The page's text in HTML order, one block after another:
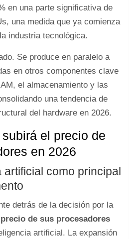
en una parte significativa de
una medida que ya comienza
industria tecnológica.
Se produce en paralelo a
en otros componentes clave
el almacenamiento y las
una tendencia de
del hardware en 2026.
el precio de
en 2026
artificial como principal
detrás de la decisión por la
de sus procesadores
artificial. La expansión